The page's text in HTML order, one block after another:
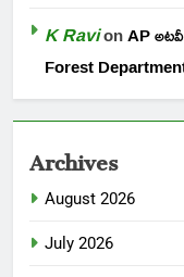
K RavionAP
Forest
Archives
August 2026
July 2026